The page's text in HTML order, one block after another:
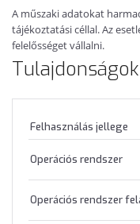
A műszaki adatokat
tájékoztatási céllal. Az
felelősséget vállalni.
Tulajdonságok
Felhasználás jellege
Operációs rendszer
Operációs rendszer